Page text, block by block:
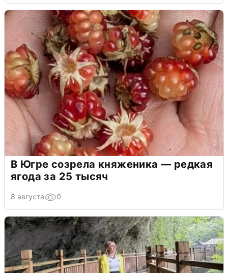
В Югре созрела княженика — редкая
ягода за 25 тысяч
8 августа 0